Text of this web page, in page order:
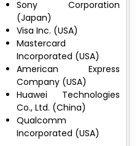
Sony Corporation
(Japan)
Visa Inc. (USA)
Mastercard
Incorporated (USA)
American Express
Company (USA)
Huawei Technologies
Co., Ltd. (China)
Qualcomm
Incorporated (USA)